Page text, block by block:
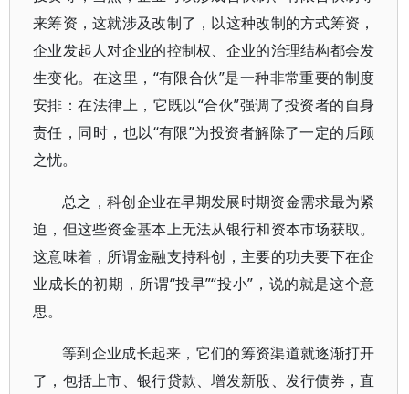
来筹资，这就涉及改制了，以这种改制的方式筹资，
企业发起人对企业的控制权、企业的治理结构都会发
生变化。在这里，“有限合伙”是一种非常重要的制度
安排：在法律上，它既以“合伙”强调了投资者的自身
责任，同时，也以“有限”为投资者解除了一定的后顾
之忧。
总之，科创企业在早期发展时期资金需求最为紧
迫，但这些资金基本上无法从银行和资本市场获取。
这意味着，所谓金融支持科创，主要的功夫要下在企
业成长的初期，所谓“投早”“投小”，说的就是这个意
思。
等到企业成长起来，它们的筹资渠道就逐渐打开
了，包括上市、银行贷款、增发新股、发行债券，直